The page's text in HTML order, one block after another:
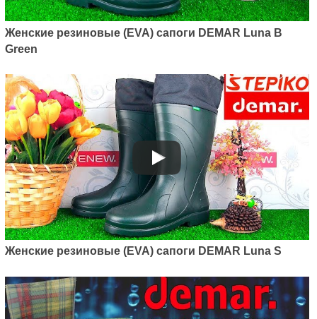
Женские резиновые (EVA) сапоги DEMAR Luna B
Green
Женские резиновые (EVA) сапоги DEMAR Luna S